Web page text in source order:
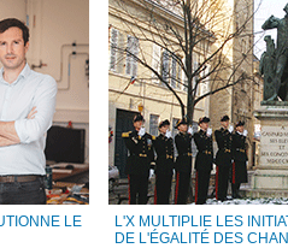
LE
L'X MULTIPLIE LES
DE L'ÉGALITÉ DES